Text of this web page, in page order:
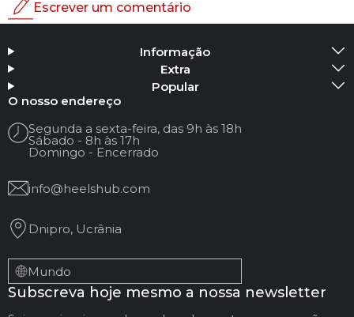
Escrever um comentário
Adicionar media
O seu nome:
O seu e-mail
Título da revisão
A sua avaliação:
Informação
Extra
Popular
O nosso endereço
Segunda a sexta-feira, das 9h às 18h
Sábado - 8h às 17h
Domingo - Encerrado
info@heelshub.com
Dnipro, Ucrânia
Mundo
Subscreva hoje mesmo a nossa newsletter